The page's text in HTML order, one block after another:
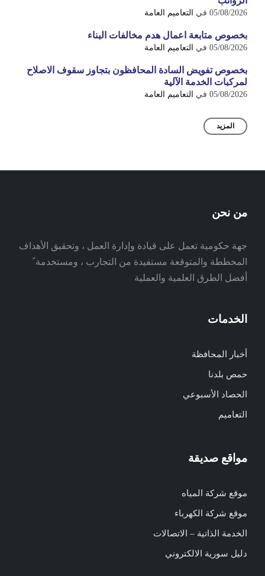
05/08/2026 في التعاميم العامة
بخصوص متابعة اعمال هدم مخالفات البناء
05/08/2026 في التعاميم العامة
بخصوص تفويض السادة المحافظون بتجاوز سقوف الاصلاح
لمركبات الخدمة الآلية
05/08/2026 في التعاميم العامة
المزيد
من نحن
جهة حكومية تعمل على قيادة وإدارة العمل ، وتحقيق الأهداف
المخططة والمتوقعة مستفيدة من التجارب ، ومستخدمة ً
أفضل الطرق العلمية والعملية
الخدمات
أخبار المحافظة
حمص بلدنا
الحصاد الأسبوعي
التعاميم
مواقع صديقة
موقع شركة المياه
موقع شركة الكهرباء
الخدمة الذاتية – الاتصالات
دليل سورية الالكتروني